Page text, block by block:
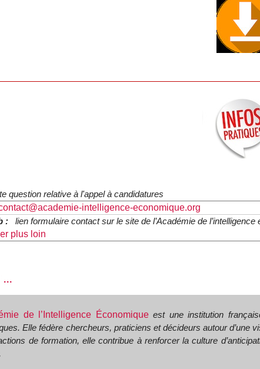
question relative à l'appel à candidatures
intelligence-economique.org
:
lien formulaire contact sur le site de l’Académie de l’intelligence
plus loin
...
de l’Intelligence Économiqueest une institution
Elle fédère chercheurs, praticiens et décideurs autour d’une
de formation, elle contribue à renforcer la culture